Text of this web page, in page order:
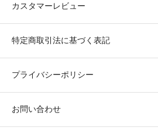
カスタマーレビュー
特定商取引法に基づく表記
プライバシーポリシー
お問い合わせ